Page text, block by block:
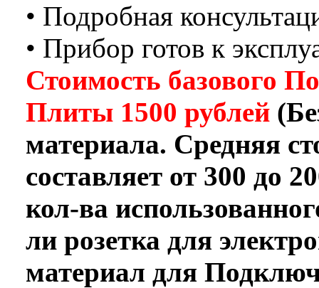
• Подробная
• Прибор готов к
Стоимость базового
Плиты 1500 рублей
материала. Средняя
составляет от 300 до
кол-ва
ли розетка для
материал для